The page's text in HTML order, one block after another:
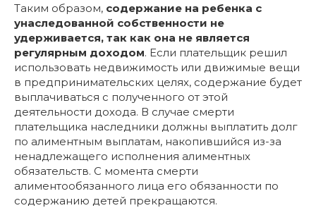
Таким образом, содержание на ребенка с
унаследованной собственности не
удерживается, так как она не является
регулярным доходом. Если плательщик решил
использовать недвижимость или движимые вещи
в предпринимательских целях, содержание будет
выплачиваться с полученного от этой
деятельности дохода. В случае смерти
плательщика наследники должны выплатить долг
по алиментным выплатам, накопившийся из-за
ненадлежащего исполнения алиментных
обязательств. С момента смерти
алиментообязанного лица его обязанности по
содержанию детей прекращаются.